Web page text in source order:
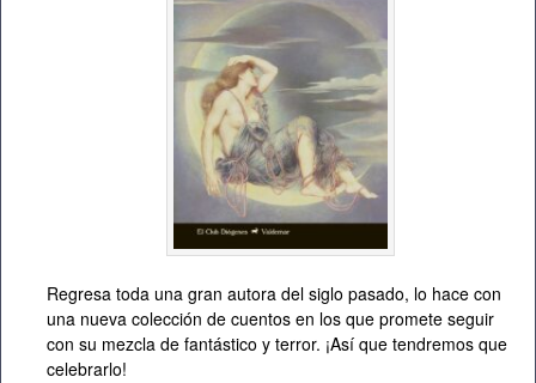
Regresa toda una gran autora del siglo pasado, lo hace con
una nueva colección de cuentos en los que promete seguir
con su mezcla de fantástico y terror. ¡Así que tendremos que
celebrarlo!